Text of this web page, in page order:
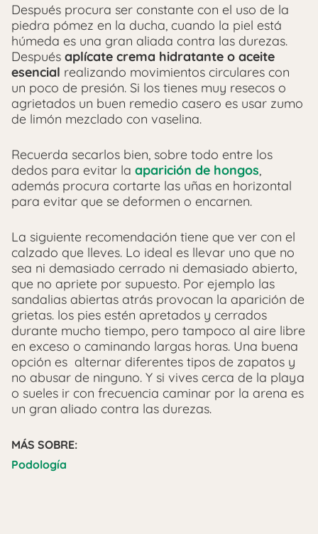
Después procura ser constante con el uso de la
piedra pómez en la ducha, cuando la piel está
húmeda es una gran aliada contra las durezas.
Después aplícate crema hidratante o aceite
esencial realizando movimientos circulares con
un poco de presión. Si los tienes muy resecos o
agrietados un buen remedio casero es usar zumo
de limón mezclado con vaselina.
Recuerda secarlos bien, sobre todo entre los
dedos para evitar la aparición de hongos
además procura cortarte las uñas en horizontal
para evitar que se deformen o encarnen.
La siguiente recomendación tiene que ver con el
calzado que lleves. Lo ideal es llevar uno que no
sea ni demasiado cerrado ni demasiado abierto,
que no apriete por supuesto. Por ejemplo las
sandalias abiertas atrás provocan la aparición de
grietas. los pies estén apretados y cerrados
durante mucho tiempo, pero tampoco al aire libre
en exceso o caminando largas horas. Una buena
opción es alternar diferentes tipos de zapatos y
no abusar de ninguno. Y si vives cerca de la playa
o sueles ir con frecuencia caminar por la arena es
un gran aliado contra las durezas.
MÁS SOBRE:
Podología